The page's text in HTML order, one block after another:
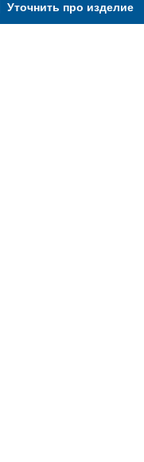
Уточнить про изделие